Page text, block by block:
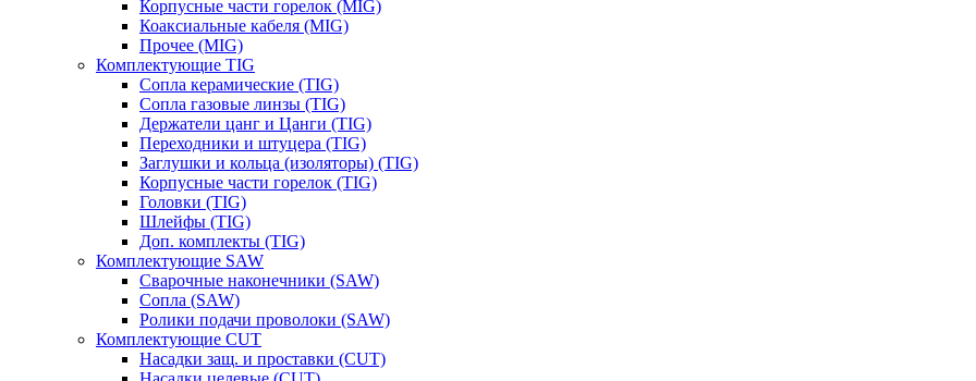
Корпусные части горелок (MIG)
Коаксиальные кабеля (MIG)
Прочее (MIG)
Комплектующие TIG
Сопла керамические (TIG)
Сопла газовые линзы (TIG)
Держатели цанг и Цанги (TIG)
Переходники и штуцера (TIG)
Заглушки и кольца (изоляторы) (TIG)
Корпусные части горелок (TIG)
Головки (TIG)
Шлейфы (TIG)
Доп. комплекты (TIG)
Комплектующие SAW
Сварочные наконечники (SAW)
Сопла (SAW)
Ролики подачи проволоки (SAW)
Комплектующие CUT
Насадки защ. и проставки (CUT)